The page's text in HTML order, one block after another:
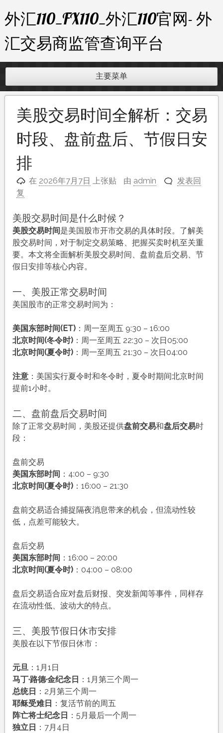
至
内
容
外汇110_FX110_外汇110官网- 外
汇交易商监管查询平台
主要菜单
美股交易时间全解析：交易
时段、盘前盘后、节假日安
排
在 2026年7月7日 上张贴 由 admin
发表回
复
美股交易时间是什么时候？
美股交易时间是美国股市开市交易的具体时段。了解美
股交易时间，对于制定交易策略、把握买卖时机至关重
要。本文将全面解析美股交易时间、盘前盘后交易、节
假日安排等核心内容。
一、美股正常交易时间
美国股市的正常交易时间为：
美国东部时间(ET)：周一至周五 9:30 – 16:00
北京时间(冬令时)：周一至周五 22:30 – 次日05:00
北京时间(夏令时)：周一至周五 21:30 – 次日04:00
注意：美国实行夏令时和冬令时，夏令时期间北京时间
提前1小时。
二、盘前盘后交易时间
除了正常交易时间，美股还提供盘前交易和盘后交易时
段：
盘前交易
美国东部时间 ：4:00 – 9:30
北京时间(夏令时)：16:00 – 21:30
盘前交易适合捕捉隔夜消息带来的机会，但流动性较
低，点差可能较大。
盘后交易
美国东部时间 ：16:00 – 20:00
北京时间(夏令时)：04:00 – 08:00
盘后交易适合应对盘后财报、突发新闻等事件，同样存
在流动性低、波动大的特点。
三、美股节假日休市安排
美股在以下节假日休市：
元旦：1月1日
马丁·路德·金纪念日 ：1月第三个周一
总统日 ：2月第三个周一
耶稣受难日 ：复活节前的周五
阵亡将士纪念日 ：5月最后一个周一
独立日 ：7月4日